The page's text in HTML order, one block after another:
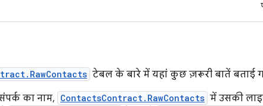
टेबल के बारे में यहां कुछ ज़रूरी बातें बताई
का नाम, ContactsContract.RawContacts में उसकी